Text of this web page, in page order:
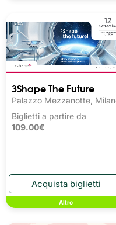
3Shape The Future
Palazzo Mezzanotte,
Biglietti a partire da
109.00€
Altro